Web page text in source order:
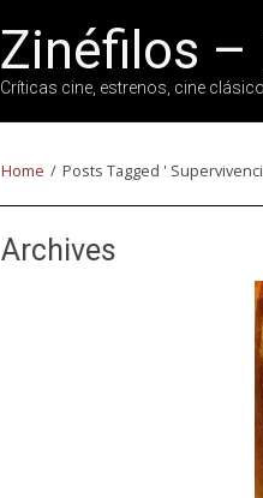
Zinéfilos –
Críticas cine, estrenos, cine clásico.
Home / Posts Tagged '
Archives